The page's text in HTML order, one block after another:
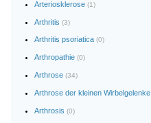
Arteriosklerose (1)
Arthritis (3)
Arthritis psoriatica (0)
Arthropathie (0)
Arthrose (34)
Arthrose der kleinen Wirbelgelenke
Arthrosis (0)